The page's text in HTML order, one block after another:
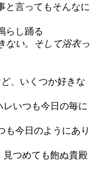
と言ってもそんなに
ない。そして浴衣
、いくつか好きな
いつも今日の毎に
も今日のようにあり
つめても飽ぬ貴殿